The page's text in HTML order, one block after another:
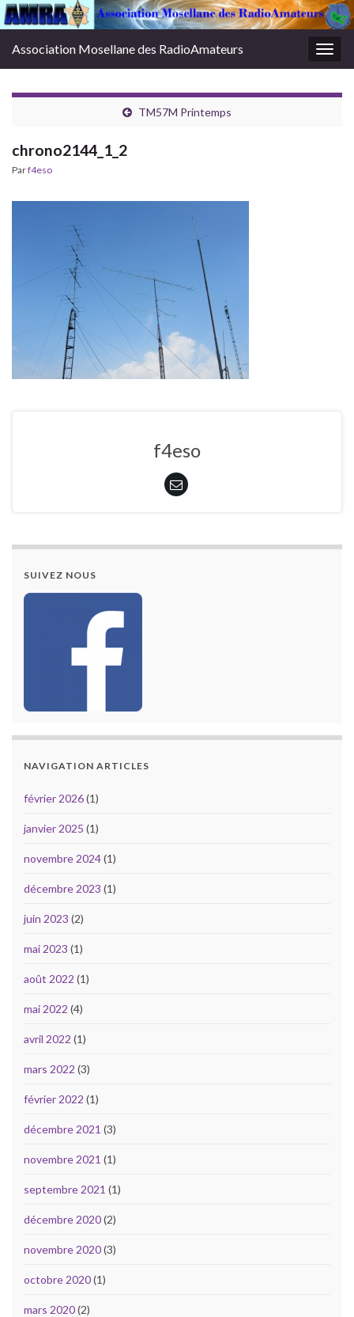
Association Mosellane des RadioAmateurs
TM57M Printemps
chrono2144_1_2
Parf4eso
f4eso
SUIVEZ NOUS
NAVIGATION ARTICLES
février 2026(1)
janvier 2025 (1)
novembre 2024(1)
décembre 2023 (1)
juin 2023 (2)
mai 2023 (1)
août 2022 (1)
mai 2022 (4)
avril 2022 (1)
mars 2022 (3)
février 2022 (1)
décembre 2021 (3)
novembre 2021 (1)
septembre 2021 (1)
décembre 2020(2)
novembre 2020(3)
octobre 2020(1)
mars 2020(2)